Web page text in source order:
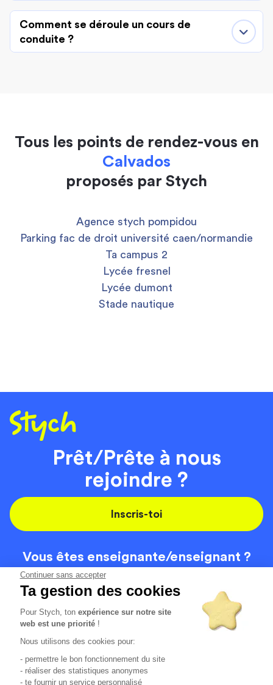
Continuer sans accepter
Ta gestion des cookies
Pour Stych, tonexpérience sur notre site
web est une priorité !
Nous utilisons des cookies pour:
- permettre le bon fonctionnement du site
- réaliser des statistiques anonymes
- te fournir un service personnalisé
Comment se déroule un cours de
conduite ?
Tous les points de rendez-vous en
Calvados
proposés par Stych
Agence stych pompidou
Parking fac de droit université caen/normandie
Ta campus 2
Lycée fresnel
Lycée dumont
Stade nautique
Prêt/Prête à nous
rejoindre ?
Inscris-toi
Vous êtes enseignante/enseignant ?
On recrute
Code de la route
Localisation
Contact